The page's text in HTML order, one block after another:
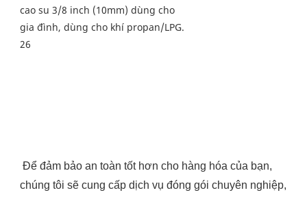
Để đảm bảo an toàn tốt hơn cho hàng hóa của bạn,
chúng tôi sẽ cung cấp dịch vụ đóng gói chuyên nghiệp,